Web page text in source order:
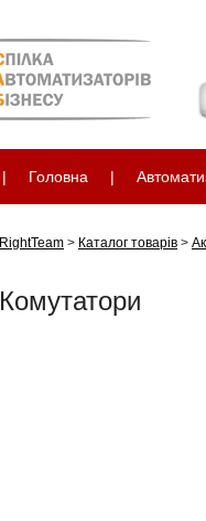
| Головна |
RightTeam > Каталог товарів >
Комутатори